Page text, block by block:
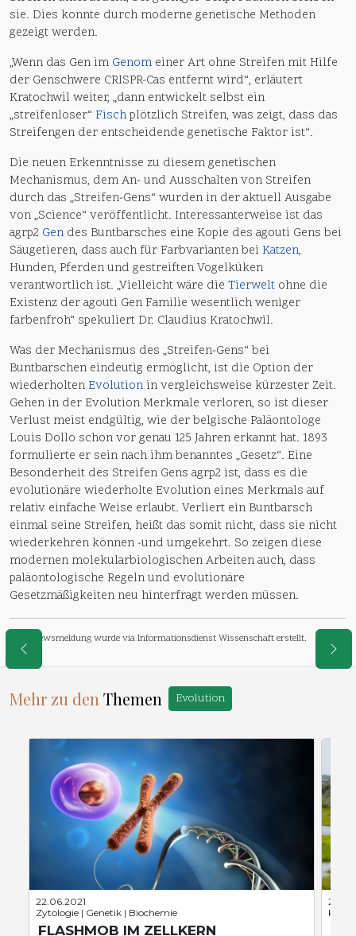
sie. Dies konnte durch moderne genetische Methoden
gezeigt werden.
„Wenn das Gen im Genom einer Art ohne Streifen mit Hilfe
der Genschwere CRISPR-Cas entfernt wird“, erläutert
Kratochwil weiter, „dann entwickelt selbst ein
„streifenloser“ Fischplötzlich Streifen, was zeigt, dass das
Streifengen der entscheidende genetische Faktor ist“.
Die neuen Erkenntnisse zu diesem genetischen
Mechanismus, dem An- und Ausschalten von Streifen
durch das „Streifen-Gens“ wurden in der aktuell Ausgabe
von „Science“ veröffentlicht. Interessanterweise ist das
agrp2 Gen des Buntbarsches eine Kopie des agouti Gens bei
Säugetieren, dass auch für Farbvarianten bei Katzen,
Hunden, Pferden und gestreiften Vogelküken
verantwortlich ist. „Vielleicht wäre die Tierwelt ohne die
Existenz der agouti Gen Familie wesentlich weniger
farbenfroh“ spekuliert Dr. Claudius Kratochwil.
Was der Mechanismus des „Streifen-Gens“ bei
Buntbarschen eindeutig ermöglicht, ist die Option der
wiederholten Evolution in vergleichsweise kürzester Zeit.
Gehen in der Evolution Merkmale verloren, so ist dieser
Verlust meist endgültig, wie der belgische Paläontologe
Louis Dollo schon vor genau 125 Jahren erkannt hat. 1893
formulierte er sein nach ihm benanntes „Gesetz“. Eine
Besonderheit des Streifen Gens agrp2 ist, dass es die
evolutionäre wiederholte Evolution eines Merkmals auf
relativ einfache Weise erlaubt. Verliert ein Buntbarsch
einmal seine Streifen, heißt das somit nicht, dass sie nicht
wiederkehren können -und umgekehrt. So zeigen diese
modernen molekularbiologischen Arbeiten auch, dass
paläontologische Regeln und evolutionäre
Gesetzmäßigkeiten neu hinterfragt werden müssen.
Diese Newsmeldung wurde via Informationsdienst Wissenschaft erstellt.
Mehr zu den Themen Evolution
22.06.2021
Zytologie | Genetik | Biochemie
FLASHMOB IM ZELLKERN